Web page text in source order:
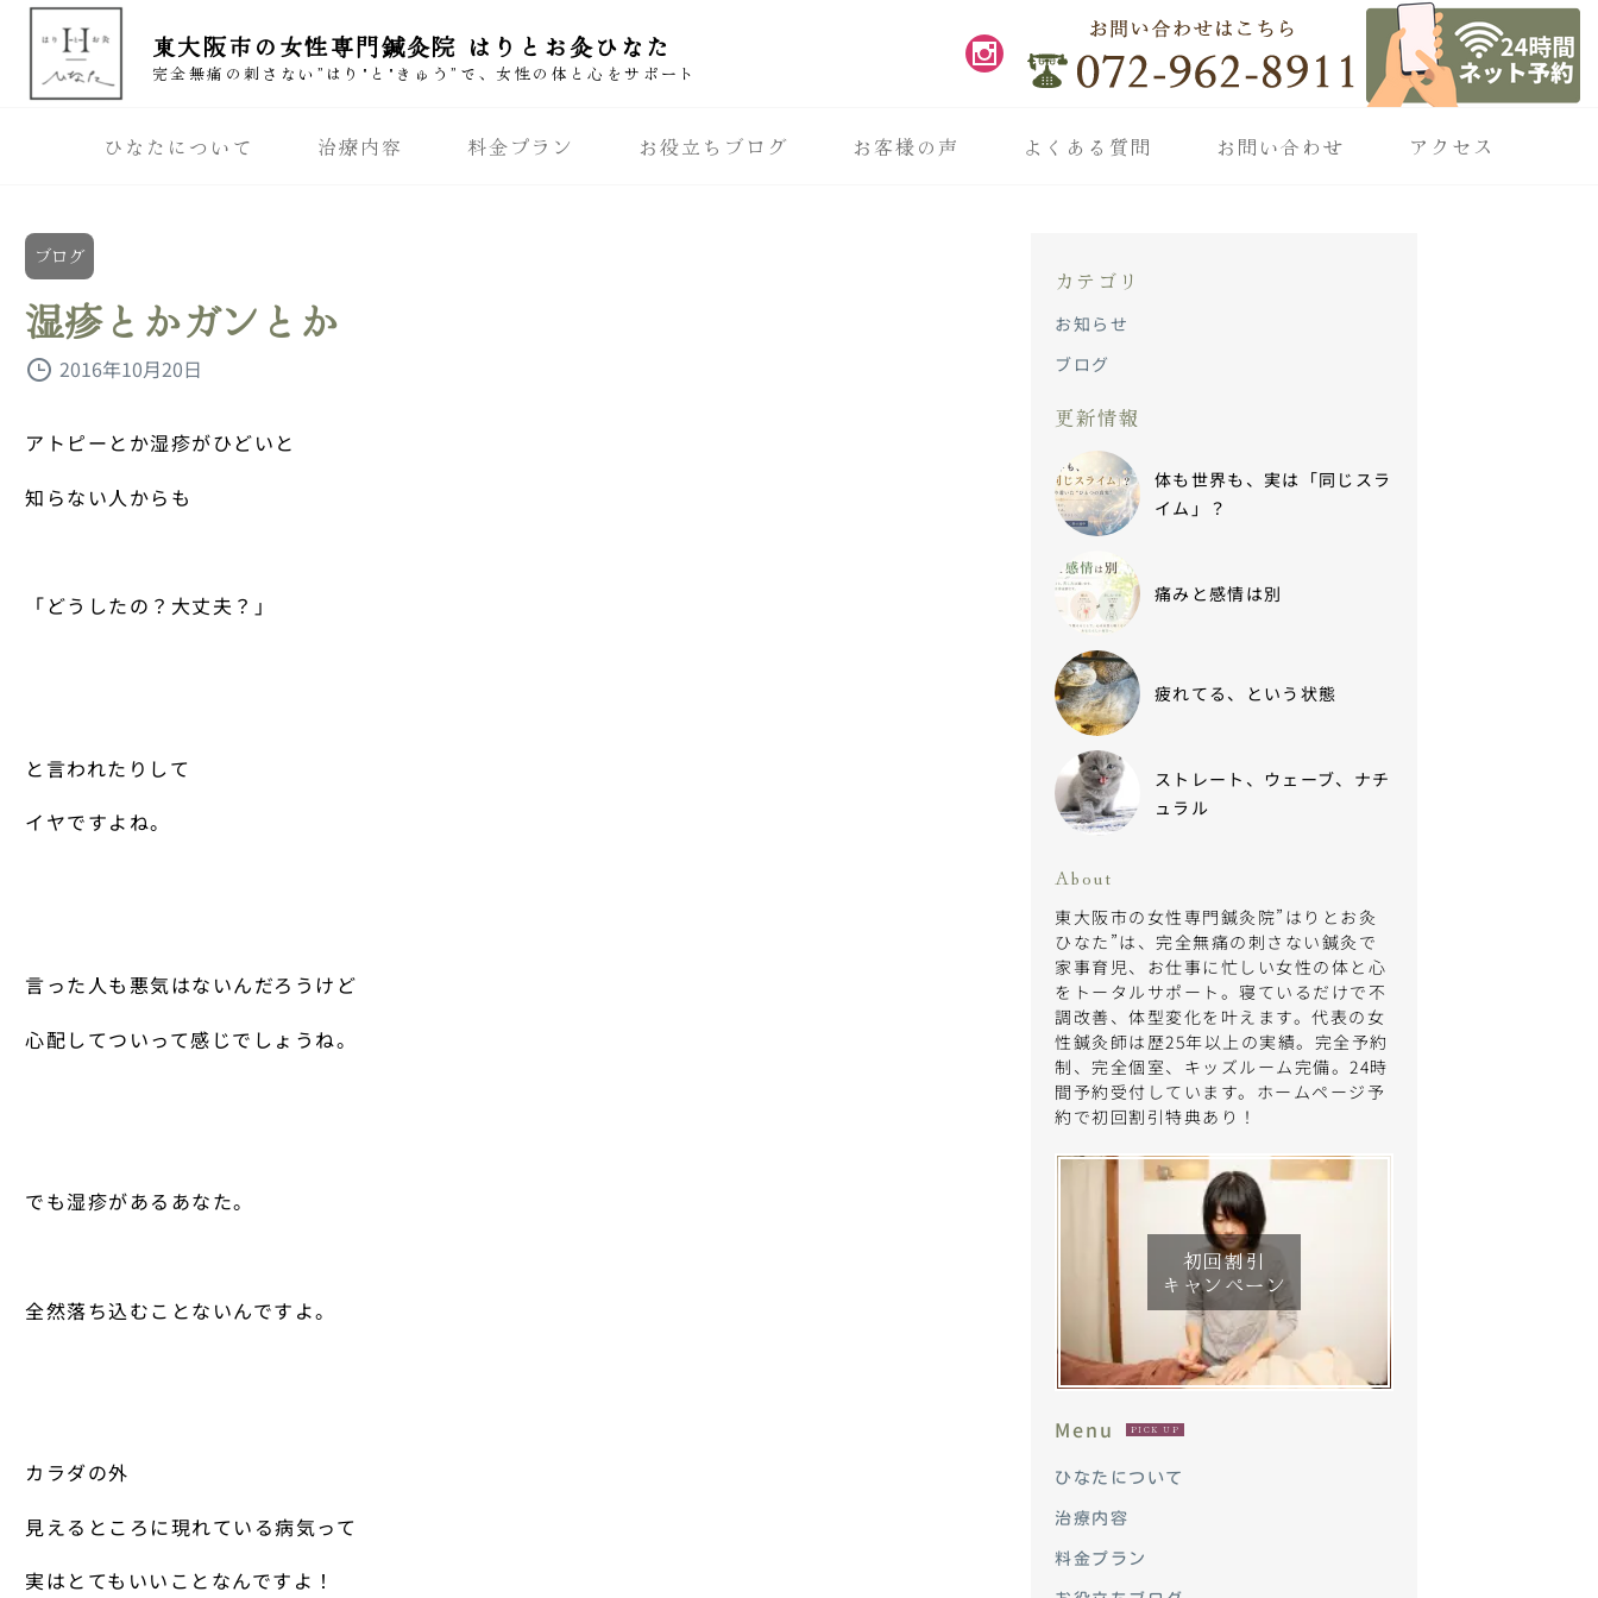
東大阪市の女性専門鍼灸院 はりとお灸ひなた
完全無痛の刺さない”はり"と"きゅう”で、女性の体と心をサポート
ひなたについて 治療内容 料金プラン お役立ちブログ お客様の声 よくある質問 お問い合わせ アクセス
ブログ
湿疹とかガンとか
2016年10月20日
アトピーとか湿疹がひどいと
知らない人からも
「どうしたの？大丈夫？」
と言われたりして
イヤですよね。
言った人も悪気はないんだろうけど
心配してついって感じでしょうね。
でも湿疹があるあなた。
全然落ち込むことないんですよ。
カラダの外
見えるところに現れている病気って
実はとてもいいことなんですよ！
カテゴリ
お知らせ
ブログ
更新情報
体も世界も、実は「同じスラ
イム」？
痛みと感情は別
疲れてる、という状態
ストレート、ウェーブ、ナチ
ュラル
About
東大阪市の女性専門鍼灸院”はりとお灸
ひなた”は、完全無痛の刺さない鍼灸で
家事育児、お仕事に忙しい女性の体と心
をトータルサポート。寝ているだけで不
調改善、体型変化を叶えます。代表の女
性鍼灸師は歴25年以上の実績。完全予約
制、完全個室、キッズルーム完備。24時
間予約受付しています。ホームページ予
約で初回割引特典あり！
初回割引
キャンペーン
Menu PICK UP
ひなたについて
治療内容
料金プラン